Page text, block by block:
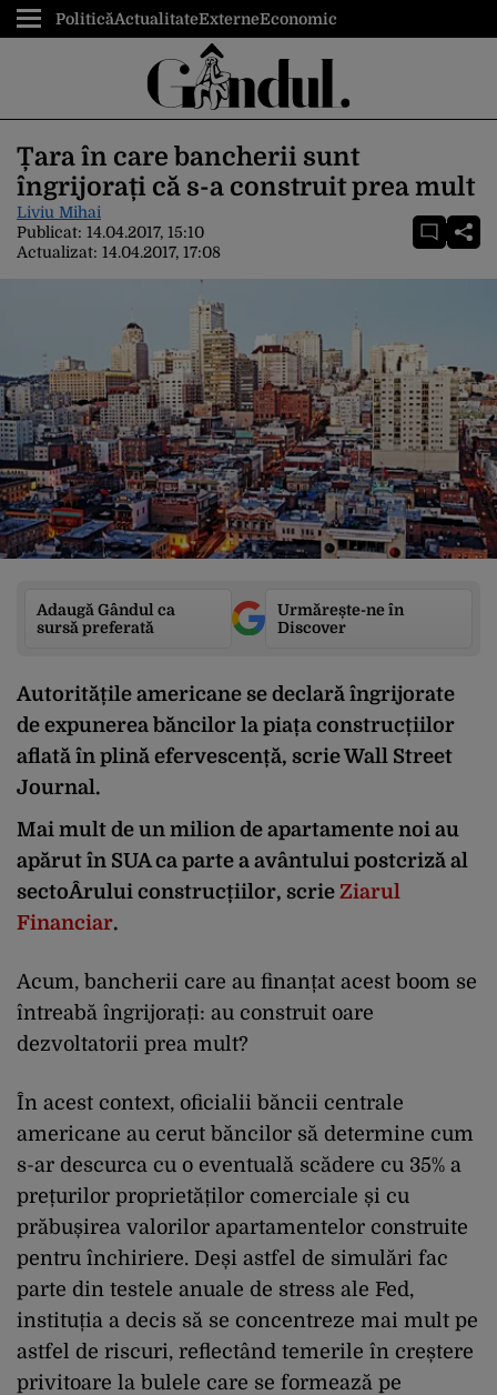
PoliticăActualitateExterneEconomic
Țara în care bancherii sunt
îngrijorați că s-a construit prea mult
Liviu Mihai
Publicat: 14.04.2017, 15:10
Actualizat: 14.04.2017, 17:08
Adaugă Gândul ca
sursă preferată
Urmărește-ne în
Discover
Autoritățile americane se declară îngrijorate
de expunerea băncilor la piața construcțiilor
aflată în plină efervescență, scrie Wall Street
Journal.
Mai mult de un milion de apartamente noi au
apărut în SUA ca parte a avântului postcriză al
sectoÂ­rului construcțiilor, scrie Ziarul
Financiar.
Acum, bancherii care au finanțat acest boom se
întreabă îngrijorați: au construit oare
dezvoltatorii prea mult?
În acest context, oficialii băncii centrale
americane au cerut băncilor să determine cum
s-ar descurca cu o eventuală scădere cu 35% a
prețurilor proprietăților comerciale și cu
prăbușirea valorilor apartamentelor construite
pentru închiriere. Deși astfel de simulări fac
parte din testele anuale de stress ale Fed,
instituția a decis să se concentreze mai mult pe
astfel de riscuri, reflectând temerile în creștere
privitoare la bulele care se formează pe